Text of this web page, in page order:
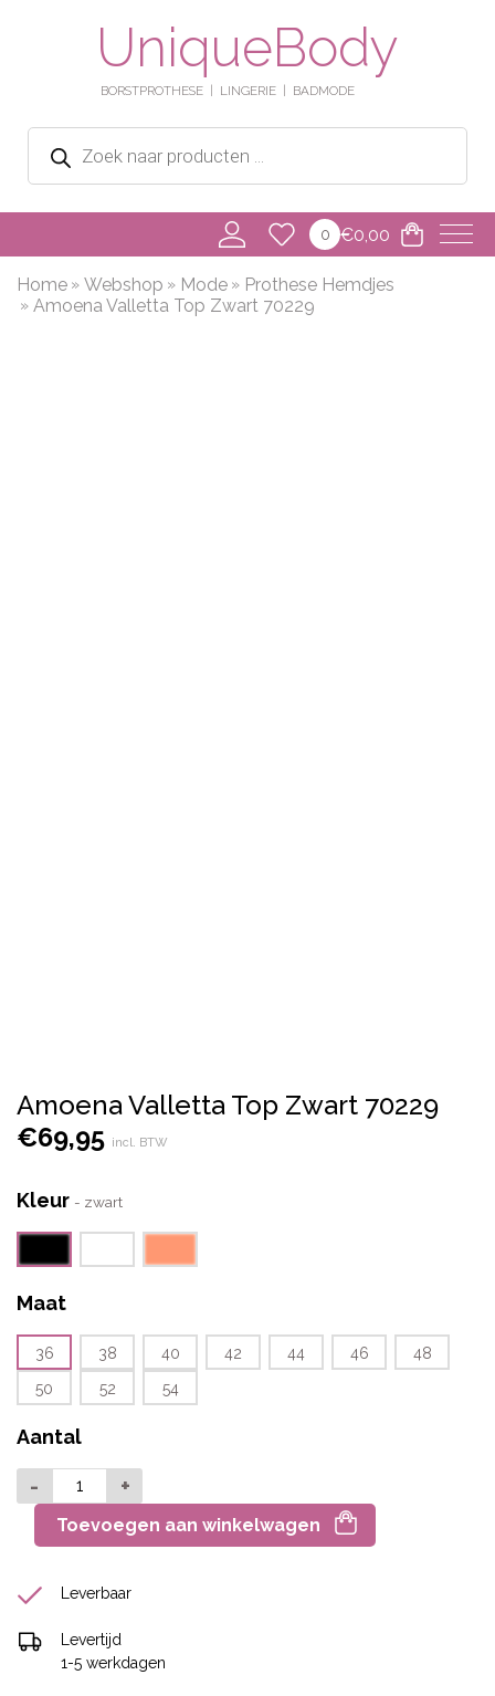
UniqueBody
BORSTPROTHESE LINGERIE BADMODE
Producten
zoeken
0 €0,00
Home Webshop Mode
Prothese Hemdjes
Amoena Valletta Top Zwart 70229
Amoena Valletta Top Zwart 70229
€69,95 incl. BTW
Kleur - zwart
Maat
36 38 40 42 44 46
48
50
52 54
Aantal
- +
Toevoegen aan winkelwagen
Leverbaar
Levertijd
1-5 werkdagen